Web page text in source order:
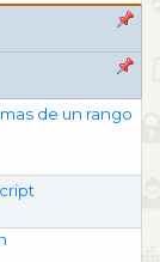
de un rango